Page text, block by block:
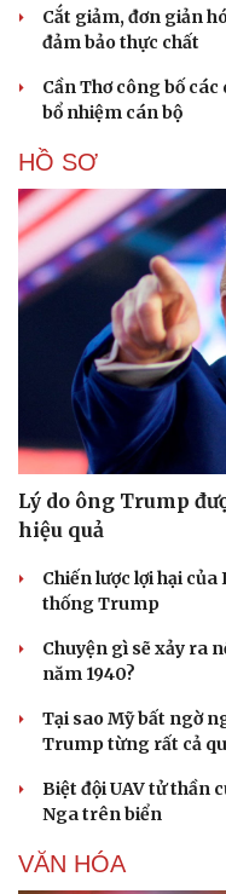
Văn hóa
Văn học
Âm nhạc
Cắt giảm, đơn giản
đảm bảo thực chất
Cần Thơ công bố
bổ nhiệm cán bộ
HỒ SƠ
Lý do ông Trump
hiệu quả
Chiến lược lợi hại
thống Trump
Chuyện gì sẽ xảy ra
năm 1940?
Tại sao Mỹ bất ngờ
Trump từng rất cả
Biệt đội UAV tử thần
Nga trên biển
VĂN HÓA